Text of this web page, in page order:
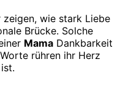
wie stark Liebe
Brücke. Solche
Mama Dankbarkeit
rühren ihr Herz